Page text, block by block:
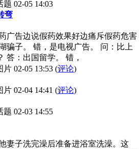
题 02-05 14:03
弯
广告边说假药效果好边痛斥假药危害
骗子。 错，是电视广告。 问：比上
答：出国留学。 错，
片 02-05 13:53 (评论)
片 02-04 14:41 (评论)
题 02-03 14:55
妻子洗完澡后准备进浴室洗澡。这